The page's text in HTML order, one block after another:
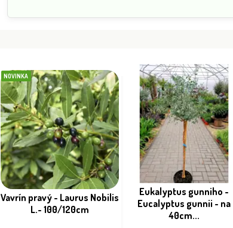
NOVINKA
Vavrín pravý - Laurus Nobilis
L.- 100/120cm
Eukalyptus gunniho -
Eucalyptus gunnii - na
40cm...